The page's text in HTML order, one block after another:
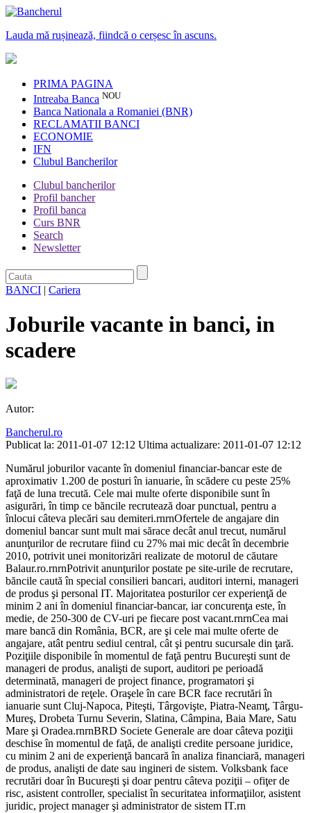
Lauda mă rușinează, fiindcă o cerșesc în ascuns.
PRIMA PAGINA
Intreaba Banca NOU
Banca Nationala a Romaniei (BNR)
RECLAMATII BANCI
ECONOMIE
IFN
Clubul Bancherilor
Clubul bancherilor
Profil bancher
Profil banca
Curs BNR
Search
Newsletter
BANCI | Cariera
Joburile vacante in banci, in
scadere
Autor:
Bancherul.ro
Publicat la: 2011-01-07 12:12 Ultima actualizare: 2011-01-07 12:12
Numărul joburilor vacante în domeniul financiar-bancar este de
aproximativ 1.200 de posturi în ianuarie, în scădere cu peste 25%
faţă de luna trecută. Cele mai multe oferte disponibile sunt în
asigurări, în timp ce băncile recrutează doar punctual, pentru a
înlocui câteva plecări sau demiteri.rnrnOfertele de angajare din
domeniul bancar sunt mult mai sărace decât anul trecut, numărul
anunţurilor de recrutare fiind cu 27% mai mic decât în decembrie
2010, potrivit unei monitorizări realizate de motorul de căutare
Balaur.ro.rnrnPotrivit anunţurilor postate pe site-urile de recrutare,
băncile caută în special consilieri bancari, auditori interni, manageri
de produs şi personal IT. Majoritatea posturilor cer experienţă de
minim 2 ani în domeniul financiar-bancar, iar concurenţa este, în
medie, de 250-300 de CV-uri pe fiecare post vacant.rnrnCea mai
mare bancă din România, BCR, are şi cele mai multe oferte de
angajare, atât pentru sediul central, cât şi pentru sucursale din ţară.
Poziţiile disponibile în momentul de faţă pentru Bucureşti sunt de
manageri de produs, analişti de suport, auditori pe perioadă
determinată, manageri de project finance, programatori şi
administratori de reţele. Oraşele în care BCR face recrutări în
ianuarie sunt Cluj-Napoca, Piteşti, Târgovişte, Piatra-Neamţ, Târgu-
Mureş, Drobeta Turnu Severin, Slatina, Câmpina, Baia Mare, Satu
Mare şi Oradea.rnrnBRD Societe Generale are doar câteva poziţii
deschise în momentul de faţă, de analişti credite persoane juridice,
cu minim 2 ani de experienţă bancară în analiza financiară, manageri
de produs, analişti de date sau ingineri de sistem. Volksbank face
recrutări doar în Bucureşti şi doar pentru câteva poziţii – ofiţer de
risc, asistent controller, specialist în securitatea informaţiilor, asistent
juridic, project manager şi administrator de sistem IT.rn